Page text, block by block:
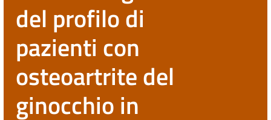
del profilo di
pazienti con
osteoartrite del
ginocchio in